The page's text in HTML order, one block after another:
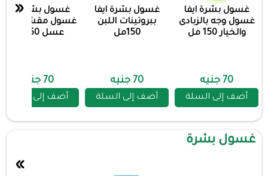
غسول بشرة ايفا
غسول وجه بالزبادى
والخيار 150 مل
70 جنيه
أضف إلى السلة
غسول بشرة ايفا
ببروتينات اللبن
150مل
70 جنيه
أضف إلى السلة
غسول بشرة ايفا
غسول مقشر
عسل 150 مل
70 جنيه
أضف إلى السلة
«
غسول بشرة
»